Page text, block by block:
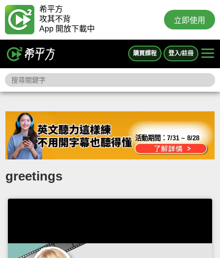
希平方
攻其不背
App 開放下載中
立即使用
購買課程 登入/註冊
活動期間：7/31 ~ 8/28
greetings